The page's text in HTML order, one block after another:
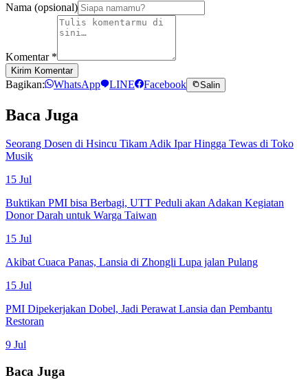
Nama (opsional)
Komentar *
Kirim Komentar
Bagikan: WhatsApp LINE Facebook Salin
Baca Juga
Seorang Dosen di Hsincu Tikam Adik Ipar Hingga Tewas di Toko
Musik
15 Jul
Buktikan PMI bisa Berbagi, UTT Peduli akan Adakan Kegiatan
Donor Darah untuk Warga Taiwan
15 Jul
Akibat Cuaca Panas, Lansia di Zhongli Lupa jalan Pulang
15 Jul
PMI Dipekerjakan Dobel, Jadi Perawat Lansia dan Pembantu
Restoran
9 Jul
Baca Juga